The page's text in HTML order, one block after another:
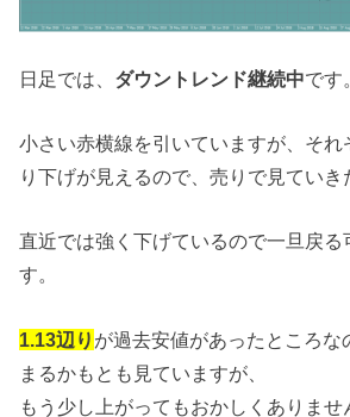
日足では、 ダウントレンド継続中です
小さい赤横線を引いていますが、それ
り下げが見えるので、売りで見ていき
直近では強く下げているので一旦戻る
す。
1.13辺り が過去安値があったところな
まるかもとも見ていますが、
もう少し上がってもおかしくありませ